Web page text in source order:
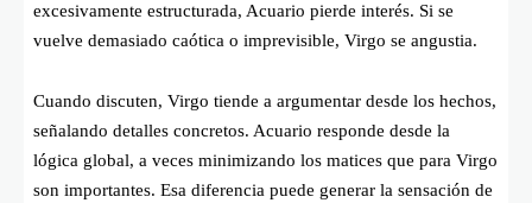
excesivamente estructurada, Acuario pierde interés. Si se
vuelve demasiado caótica o imprevisible, Virgo se angustia.
Cuando discuten, Virgo tiende a argumentar desde los hechos,
señalando detalles concretos. Acuario responde desde la
lógica global, a veces minimizando los matices que para Virgo
son importantes. Esa diferencia puede generar la sensación de